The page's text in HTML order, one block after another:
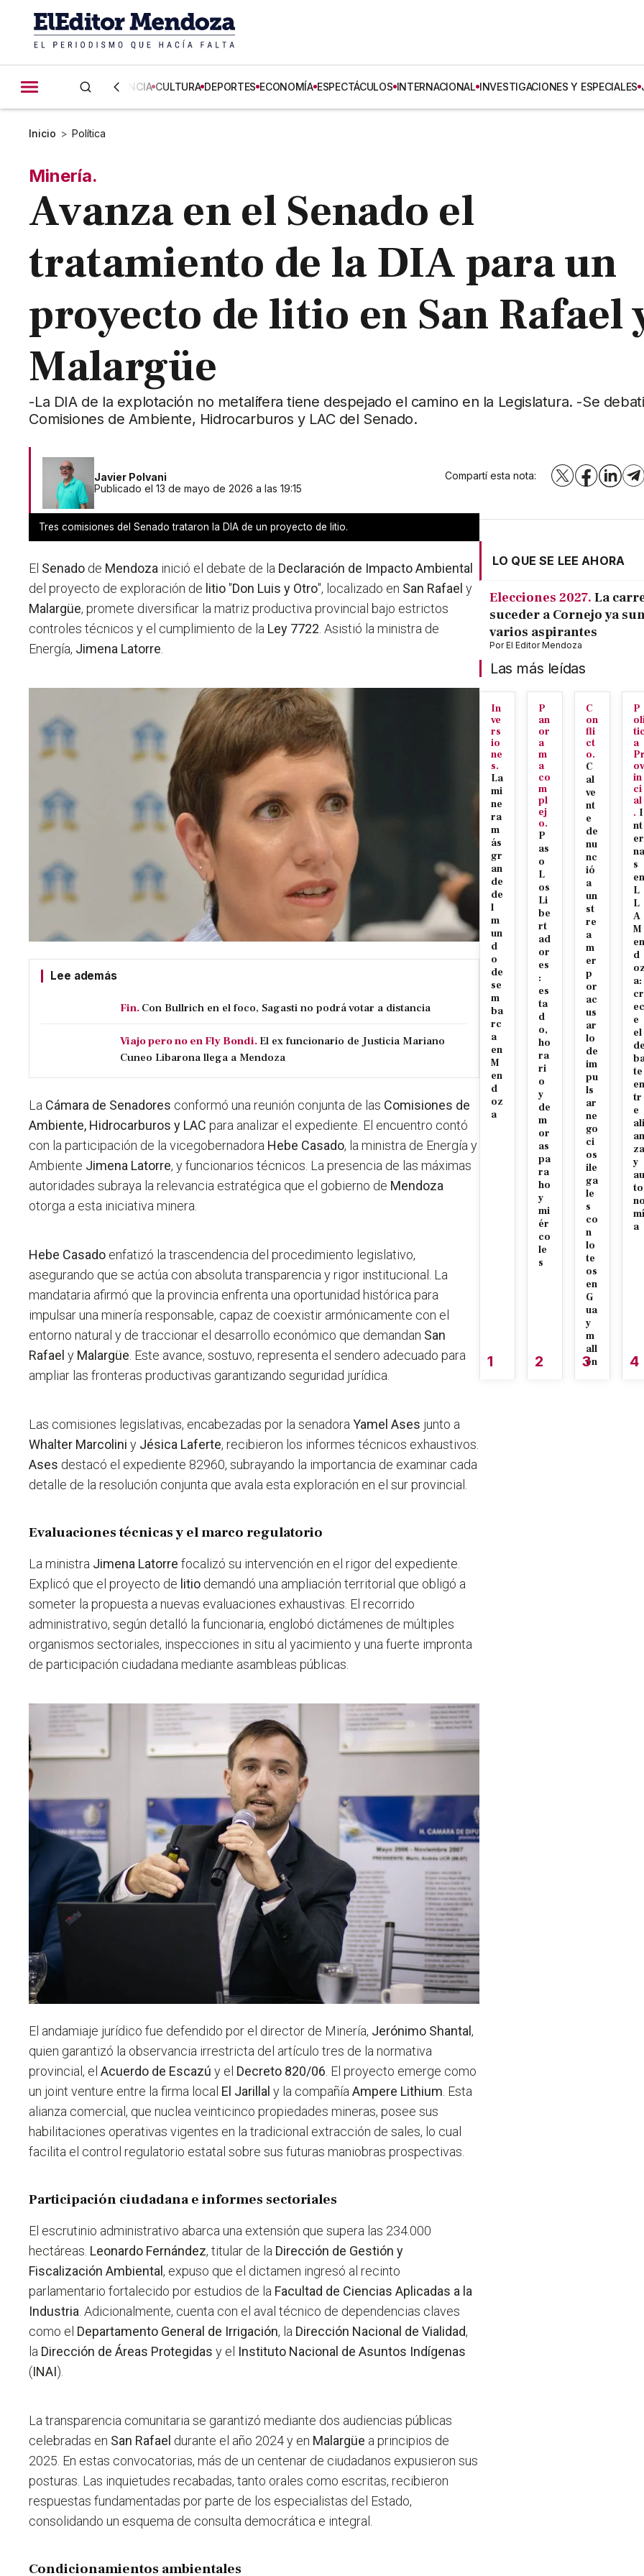
CIENCIA CULTURA DEPORTES ECONOMÍA ESPECTÁCULOS INTERNACIONAL INVESTIGACIONES Y ESPECIALES
Inicio > Política
Minería.
Avanza en el Senado el
tratamiento de la DIA para un
proyecto de litio en San Rafael
Malargüe
-La DIA de la explotación no metalífera tiene despejado el camino en la Legislatura. -Se
Comisiones de Ambiente, Hidrocarburos y LAC del Senado.
Javier Polvani
Publicado el 13 de mayo de 2026 a las 19:15
Compartí esta nota: X Facebook
Tres comisiones del Senado trataron la DIA de un proyecto de litio.
El Senado de Mendoza inició el debate de la Declaración de Impacto Ambiental
del proyecto de exploración de litio"Don Luis y Otro", localizado en San Rafael y
Malargüe, promete diversificar la matriz productiva provincial bajo estrictos
controles técnicos y el cumplimiento de la Ley 7722 . Asistió la ministra de
Energía, Jimena Latorre
Lee además
Fin. Con Bullrich en el foco, Sagasti no podrá votar a distancia
Viajo pero no en Fly Bondi. El ex funcionario de Justicia Mariano
Cuneo Libarona llega a Mendoza
La Cámara de Senadores conformó una reunión conjunta de las Comisiones de
Ambiente, Hidrocarburos y LAC para analizar el expediente. El encuentro contó
con la participación de la vicegobernadora Hebe Casado, la ministra de Energía y
Ambiente Jimena Latorre, y funcionarios técnicos. La presencia de las máximas
autoridades subraya la relevancia estratégica que el gobierno de Mendoza
otorga a esta iniciativa minera.
Hebe Casado enfatizó la trascendencia del procedimiento legislativo,
asegurando que se actúa con absoluta transparencia y rigor institucional. La
mandataria afirmó que la provincia enfrenta una oportunidad histórica para
impulsar una minería responsable, capaz de coexistir armónicamente con el
entorno natural y de traccionar el desarrollo económico que demandan San
Rafael y Malargüe . Este avance, sostuvo, representa el sendero adecuado para
ampliar las fronteras productivas garantizando seguridad jurídica.
Las comisiones legislativas, encabezadas por la senadoraYamel Ases junto a
Whalter Marcolini y Jésica Laferte, recibieron los informes técnicos exhaustivos.
Ases destacó el expediente 82960, subrayando la importancia de examinar cada
detalle de la resolución conjunta que avala esta exploración en el sur provincial.
Evaluaciones técnicas y el marco regulatorio
La ministra Jimena Latorre focalizó su intervención en el rigor del expediente.
Explicó que el proyecto de litio demandó una ampliación territorial que obligó a
someter la propuesta a nuevas evaluaciones exhaustivas. El recorrido
administrativo, según detalló la funcionaria, englobó dictámenes de múltiples
organismos sectoriales, inspecciones in situ al yacimiento y una fuerte impronta
de participación ciudadana mediante asambleas públicas.
El andamiaje jurídico fue defendido por el director de Minería, Jerónimo Shantal,
quien garantizó la observancia irrestricta del artículo tres de la normativa
provincial, elAcuerdo de Escazú y el Decreto 820/06. El proyecto emerge como
un joint venture entre la firma local El Jarillal y la compañíaAmpere Lithium. Esta
alianza comercial, que nuclea veinticinco propiedades mineras, posee sus
habilitaciones operativas vigentes en la tradicional extracción de sales, lo cual
facilita el control regulatorio estatal sobre sus futuras maniobras prospectivas.
Participación ciudadana e informes sectoriales
El escrutinio administrativo abarca una extensión que supera las 234.000
hectáreas. Leonardo Fernández, titular de la Dirección de Gestión y
Fiscalización Ambiental, expuso que el dictamen ingresó al recinto
parlamentario fortalecido por estudios de la Facultad de Ciencias Aplicadas a la
Industria. Adicionalmente, cuenta con el aval técnico de dependencias claves
como el Departamento General de Irrigación, la Dirección Nacional de Vialidad,
la Dirección de Áreas Protegidas y el Instituto Nacional de Asuntos Indígenas
(INAI).
La transparencia comunitaria se garantizó mediante dos audiencias públicas
celebradas en San Rafael durante el año 2024 y en Malargüe a principios de
2025. En estas convocatorias, más de un centenar de ciudadanos expusieron sus
posturas. Las inquietudes recabadas, tanto orales como escritas, recibieron
respuestas fundamentadas por parte de los especialistas del Estado,
consolidando un esquema de consulta democrática e integral.
Condicionamientos ambientales
LO QUE SE LEE AHORA
Elecciones 2027. La
suceder a Cornejo ya
varios aspirantes
PorEl Editor Mendoza
Las más leídas
In
ve
rs
io
ne
s.
La
mi
ne
ra
m
ás
gr
an
de
de
l
m
un
d
o
de
se
m
ba
rc
a
en
M
en
d
oz
a
1
P
an
or
a
m
a
co
m
pl
ej
o.
P
as
o
L
os
Li
be
rt
ad
or
es
:
es
ta
d
o,
ho
ra
ri
o
y
de
m
or
as
pa
ra
ho
y
mi
ér
co
le
s
2
C
on
fli
ct
o.
C
al
ve
nt
e
de
nu
nc
ió
a
un
st
re
a
m
er
p
or
ac
us
ar
lo
de
im
pu
ls
ar
ne
go
ci
os
ile
ga
le
s
co
n
lo
te
os
en
G
ua
y
m
all
én
3
P
tic
a
Pr
ov
in
ci
al
. I
nt
er
na
s
en
L
L
A
M
en
d
oz
a:
cr
ec
e
el
de
te
en
tr
e
ali
an
za
y
au
to
no
mí
a
4